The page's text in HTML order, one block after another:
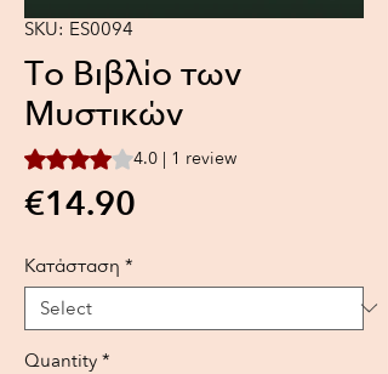
SKU: ES0094
Το Βιβλίο των
Μυστικών
Rating is 4.0 out of five stars based on 1
4.0 | 1 review
€14.90
Κατάσταση *
Quantity *